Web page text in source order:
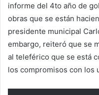
informe del 4to año de
obras que se están
presidente municipal
embargo, reiteró que se
al teleférico que se está
los compromisos con los